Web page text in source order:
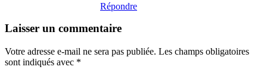
Répondre
Laisser un commentaire
Votre adresse e-mail ne sera pas publiée. Les champs obligatoires
sont indiqués avec *